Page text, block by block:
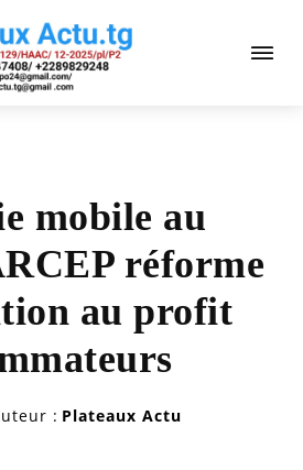
mobile au
réforme
au profit
: Plateaux Actu